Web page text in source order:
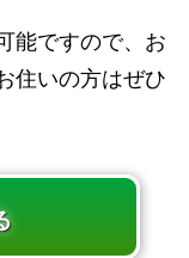
能ですので、お
住いの方はぜひ